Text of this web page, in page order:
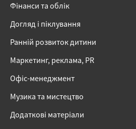
Фінанси та облік
Догляд і піклування
Ранній розвиток дитини
Маркетинг, реклама, PR
Офіс-менеджмент
Музика та мистецтво
Додаткові матеріали